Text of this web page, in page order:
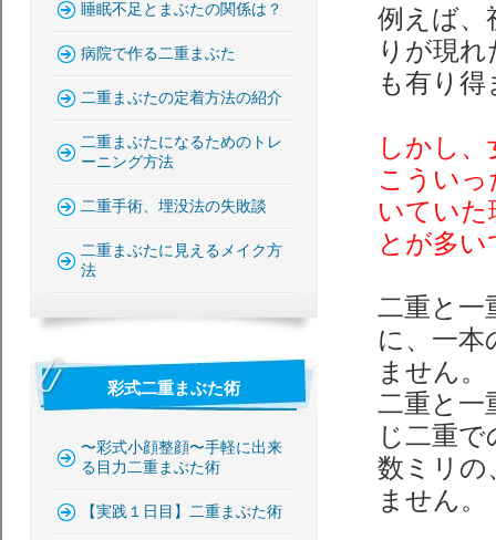
例えば、
りが現
も有り得
しかし
こういっ
いてい
とが多い
二重と一
に、一
ません。
二重と一
じ二重
数ミリの
ません。
睡眠不足とまぶたの関係は？
病院で作る二重まぶた
二重まぶたの定着方法の紹介
二重まぶたになるためのトレ
ーニング方法
二重手術、埋没法の失敗談
二重まぶたに見えるメイク方
法
彩式二重まぶた術
〜彩式小顔整顔〜手軽に出来
る目力二重まぶた術
【実践１日目】二重まぶた術